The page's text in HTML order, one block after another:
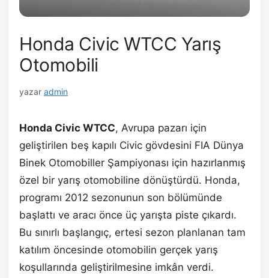
Honda Civic WTCC Yarış
Otomobili
yazar admin
Honda Civic WTCC, Avrupa pazarı için
geliştirilen beş kapılı Civic gövdesini FIA Dünya
Binek Otomobiller Şampiyonası için hazırlanmış
özel bir yarış otomobiline dönüştürdü. Honda,
programı 2012 sezonunun son bölümünde
başlattı ve aracı önce üç yarışta piste çıkardı.
Bu sınırlı başlangıç, ertesi sezon planlanan tam
katılım öncesinde otomobilin gerçek yarış
koşullarında geliştirilmesine imkân verdi.